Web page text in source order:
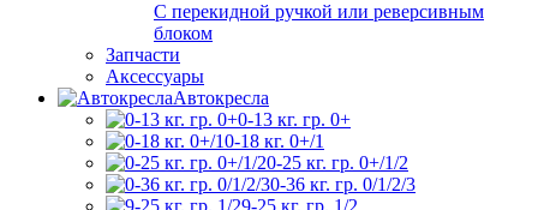
С перекидной ручкой или реверсивным
блоком
Запчасти
Аксессуары
Автокресла
0-13 кг. гр. 0+
0-18 кг. 0+/1
0-25 кг. гр. 0+/1/2
0-36 кг. гр. 0/1/2/3
9-25 кг. гр. 1/2